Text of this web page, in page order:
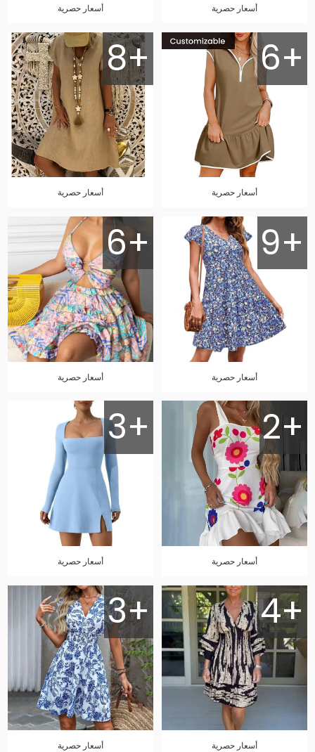
أسعار حصرية أسعار حصرية
6+
أسعار حصرية
8+
أسعار حصرية
9+
أسعار حصرية
6+
أسعار حصرية
2+
أسعار حصرية
3+
أسعار حصرية
4+
أسعار حصرية
3+
أسعار حصرية